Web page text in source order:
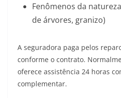
Fenômenos da
de árvores, granizo)
A seguradora paga pelos
conforme o contrato.
oferece assistência 24 horas
complementar.